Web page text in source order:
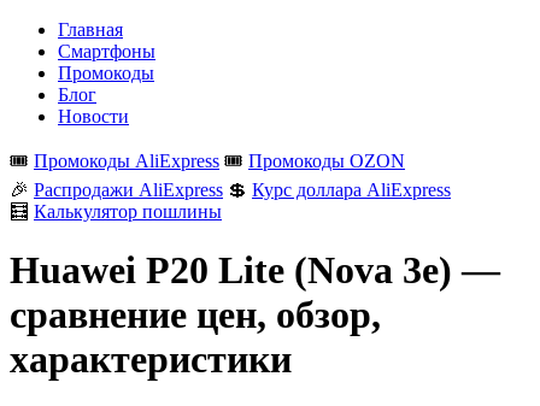
Главная
Смартфоны
Промокоды
Блог
Новости
🎟️ Промокоды AliExpress 🎟️ Промокоды OZON
🎉 Распродажи AliExpress 💲 Курс доллара AliExpress
🧮 Калькулятор пошлины
Huawei P20 Lite (Nova 3e) —
сравнение цен, обзор,
характеристики